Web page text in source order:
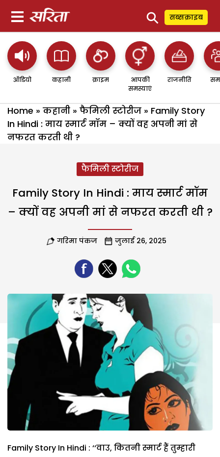
⚲ सब्सक्राइब
ऑडियो कहानी क्राइम
आपकी
समस्याएं
राजनीति
Home » कहानी » फैमिली स्टोरीज » Family Story
In Hindi : माय स्मार्ट मॉम – क्यों वह अपनी मां से
नफरत करती थी ?
फैमिली स्टोरीज
Family Story In Hindi : माय स्मार्ट मॉम
– क्यों वह अपनी मां से नफरत करती थी ?
गरिमा पंकज जुलाई 26, 2025
Family Story In Hindi : ‘‘वाउ, कितनी स्मार्ट हैं तुम्हारी